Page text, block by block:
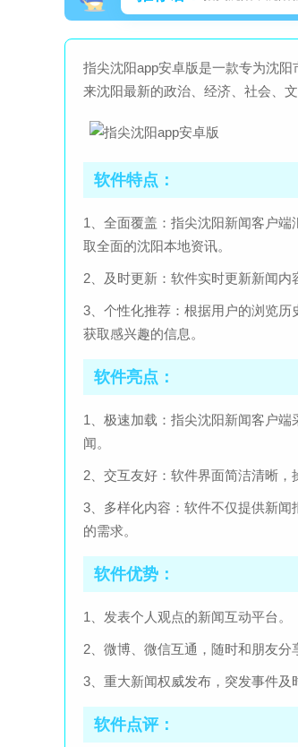
指尖沈阳app安卓版是一款专为沈
来沈阳最新的政治、经济、社会、
软件特点：
1、全面覆盖：指尖沈阳新闻客户
取全面的沈阳本地资讯。
2、及时更新：软件实时更新新闻内
3、个性化推荐：根据用户的浏览
获取感兴趣的信息。
软件亮点：
1、极速加载：指尖沈阳新闻客户
闻。
2、交互友好：软件界面简洁清晰，
3、多样化内容：软件不仅提供新
的需求。
软件优势：
1、发表个人观点的新闻互动平台。
2、微博、微信互通，随时和朋友分
3、重大新闻权威发布，突发事件及
软件点评：